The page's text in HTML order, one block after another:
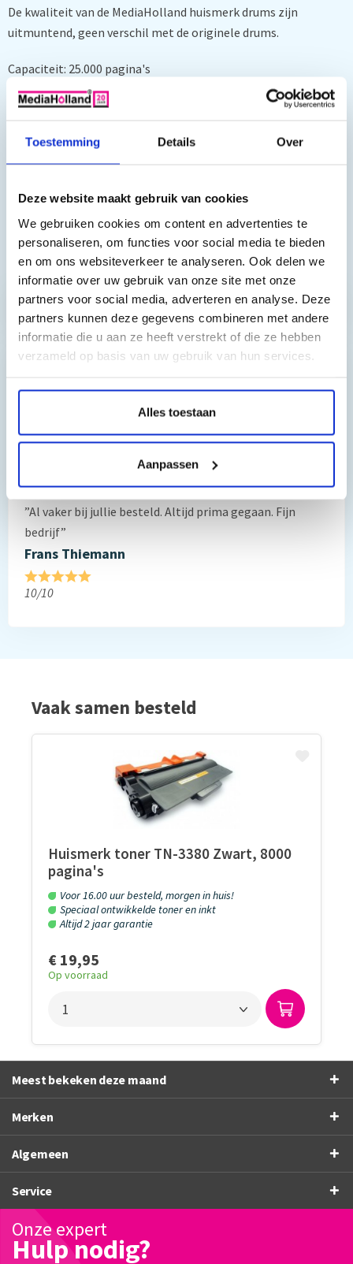
Toestemming Details Over
Deze website maakt gebruik van cookies
We gebruiken cookies om content en advertenties te
personaliseren, om functies voor social media te bieden
en om ons websiteverkeer te analyseren. Ook delen we
informatie over uw gebruik van onze site met onze
partners voor social media, adverteren en analyse. Deze
partners kunnen deze gegevens combineren met andere
informatie die u aan ze heeft verstrekt of die ze hebben
verzameld op basis van uw gebruik van hun services.
Alles toestaan
Aanpassen
De kwaliteit van de MediaHolland huismerk drums zijn
uitmuntend, geen verschil met de originele drums.
Capaciteit: 25.000 pagina's
Geschikt voor de volgende laserprinters:
Brother DCP 8060, Brother DCP 8065 DN, Brother HL
5280 DW, Brother MFC 8460 N, Brother MFC 8860 DN, Brother
MFC 8870 DW
Toch nog een vraag?
Hebt u vragen bij het artikel?
Gauke Wijnmaalen
”Al vaker bij jullie besteld. Altijd prima gegaan. Fijn
bedrijf”
Frans Thiemann
10/10
Vaak samen besteld
Huismerk toner TN-3380 Zwart, 8000
pagina's
Voor 16.00 uur besteld, morgen in huis!
Speciaal ontwikkelde toner en inkt
Altijd 2 jaar garantie
€ 19,95
Op voorraad
Meest bekeken deze maand
Merken
Algemeen
Service
Onze expert
Hulp nodig?